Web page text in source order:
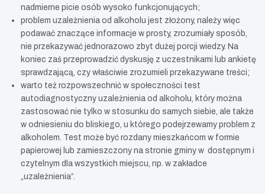
nadmierne picie osób wysoko funkcjonujących;
problem uzależnienia od alkoholu jest złożony, należy więc
podawać znaczące informacje w prosty, zrozumiały sposób,
nie przekazywać jednorazowo zbyt dużej porcji wiedzy. Na
koniec zaś przeprowadzić dyskusję z uczestnikami lub ankietę
sprawdzającą, czy właściwie zrozumieli przekazywane treści;
warto też rozpowszechnić w społeczności test
autodiagnostyczny uzależnienia od alkoholu, który można
zastosować nie tylko w stosunku do samych siebie, ale także
w odniesieniu do bliskiego, u którego podejrzewamy problem z
alkoholem. Test może być rozdany mieszkańcom w formie
papierowej lub zamieszczony na stronie gminy w dostępnym i
czytelnym dla wszystkich miejscu, np. w zakładce
„uzależnienia”.